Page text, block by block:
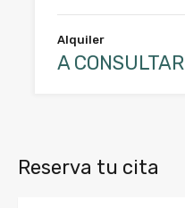
Alquiler
A CONSULTAR
Reserva tu cita